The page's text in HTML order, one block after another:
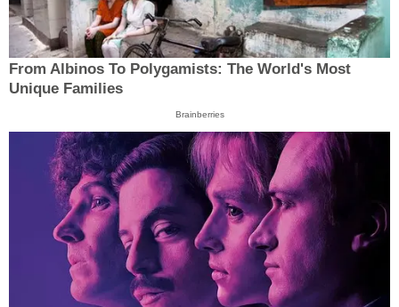
From Albinos To Polygamists: The World's Most
Unique Families
Brainberries